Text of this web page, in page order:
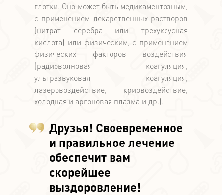
глотки. Оно может быть медикаментозным,
с применением лекарственных растворов
(нитрат серебра или трехуксусная
кислота) или физическим, с применением
физических факторов воздействия
(радиоволновая коагуляция,
ультразвуковая коагуляция,
лазеровоздействие, криовоздействие,
холодная и аргоновая плазма и др.).
Друзья! Своевременное
и правильное лечение
обеспечит вам
скорейшее
выздоровление!